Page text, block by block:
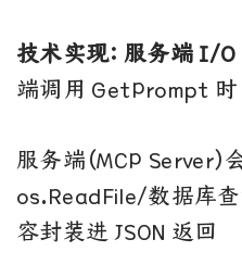
技术实现：服务端 I/
端调用 GetPrompt 时
服务端（MCP Server
os.ReadFile/数据库
容封装进 JSON 返回